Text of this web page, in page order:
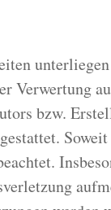
Verwertung
bzw.